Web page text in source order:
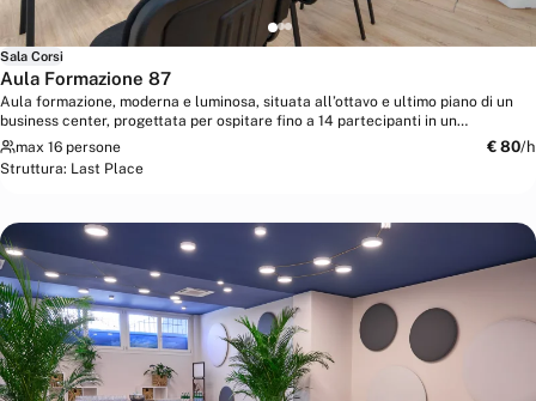
Sala Corsi
Aula Formazione 87
Aula formazione, moderna e luminosa, situata all’ottavo e ultimo piano di un
business center, progettata per ospitare fino a 14 partecipanti in un
ambiente...
max 16 persone € 80/h
Struttura: Last Place